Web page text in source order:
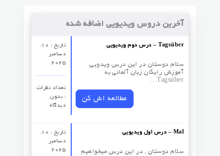
آخرین دروس ویدیویی اضافه شده
تاریخ : 10.
دسامبر
2025
تعداد نظرات‌
: بدون
دیدگاه
درس دوم ویدیویی – Tagsüber
سلام دوستان در این درس ویدویی
آموزش رایگان زبان آلمانی به
Tagsüber…
مطالعه اش کن
تاریخ : 10.
دسامبر
2025
درس اول ویدیویی – Mal
سلام دوستان , در این درس میخواهیم